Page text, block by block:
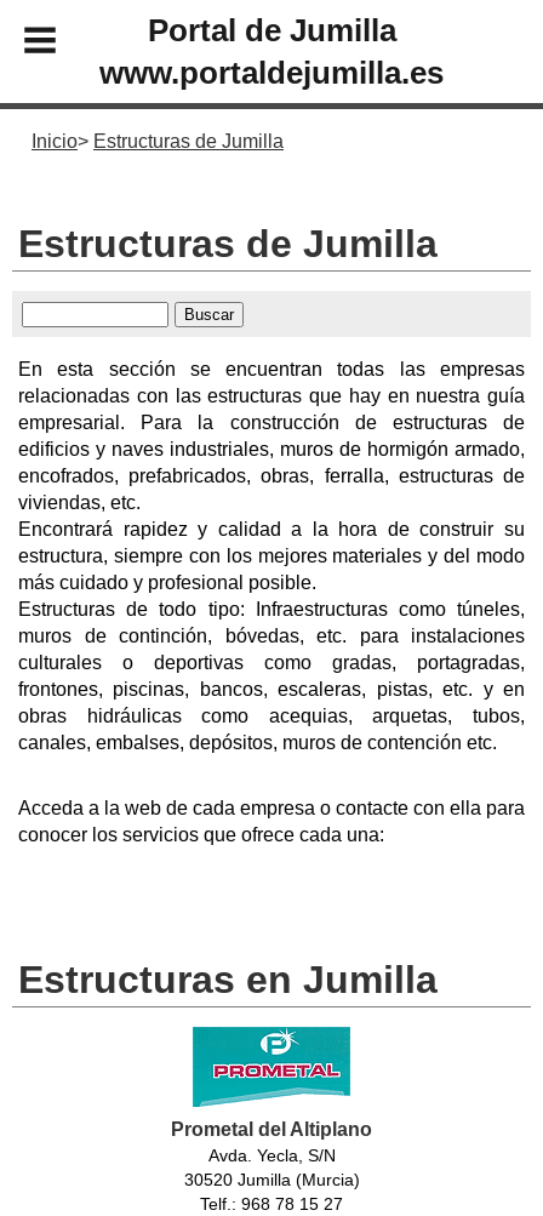
Portal de Jumilla
www.portaldejumilla.es
Inicio Estructuras de Jumilla
Estructuras de Jumilla
En esta sección se encuentran todas las empresas
relacionadas con las estructuras que hay en nuestra guía
empresarial. Para la construcción de estructuras de
edificios y naves industriales, muros de hormigón armado,
encofrados, prefabricados, obras, ferralla, estructuras de
viviendas, etc.
Encontrará rapidez y calidad a la hora de construir su
estructura, siempre con los mejores materiales y del modo
más cuidado y profesional posible.
Estructuras de todo tipo: Infraestructuras como túneles,
muros de continción, bóvedas, etc. para instalaciones
culturales o deportivas como gradas, portagradas,
frontones, piscinas, bancos, escaleras, pistas, etc. y en
obras hidráulicas como acequias, arquetas, tubos,
canales, embalses, depósitos, muros de contención etc.
Acceda a la web de cada empresa o contacte con ella para
conocer los servicios que ofrece cada una:
Estructuras en Jumilla
Prometal del Altiplano
Avda. Yecla, S/N
30520 Jumilla (Murcia)
Telf.: 968 78 15 27